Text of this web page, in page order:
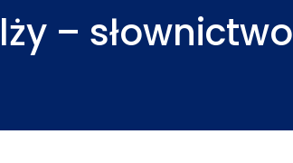
– słownictwo